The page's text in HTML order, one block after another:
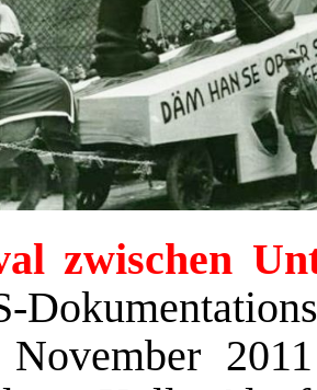
zwischen